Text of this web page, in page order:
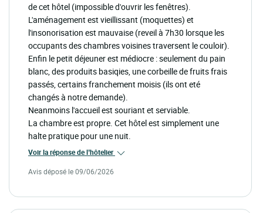
de cet hôtel (impossible d'ouvrir les fenêtres).
L'aménagement est vieillissant (moquettes) et
l'insonorisation est mauvaise (reveil à 7h30 lorsque les
occupants des chambres voisines traversent le couloir).
Enfin le petit déjeuner est médiocre : seulement du pain
blanc, des produits basiqies, une corbeille de fruits frais
passés, certains franchement moisis (ils ont eté
changés à notre demande).
Neanmoins l'accueil est souriant et serviable.
La chambre est propre. Cet hôtel est simplement une
halte pratique pour une nuit.
Voir la réponse de l’hôtelier
Avis déposé le 09/06/2026